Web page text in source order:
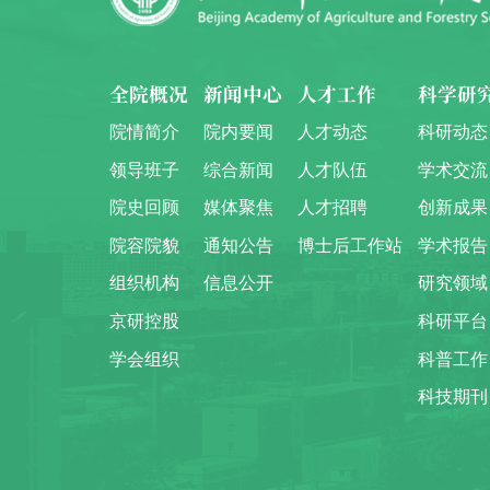
全院概况
院情简介
领导班子
院史回顾
院容院貌
组织机构
京研控股
学会组织
新闻中心
院内要闻
综合新闻
媒体聚焦
通知公告
信息公开
人才工作
人才动态
人才队伍
人才招聘
博士后工作站
科学研
科研动态
学术交流
创新成果
学术报告
研究领域
科研平台
科普工作
科技期刊